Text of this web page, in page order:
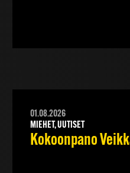
01.08.2026
MIEHET, UUTISET
Kokoonpano